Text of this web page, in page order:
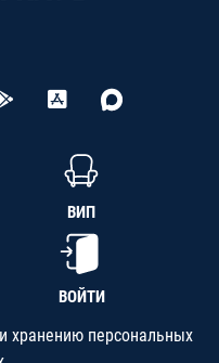
ВИП
ВОЙТИ
хранению персональных